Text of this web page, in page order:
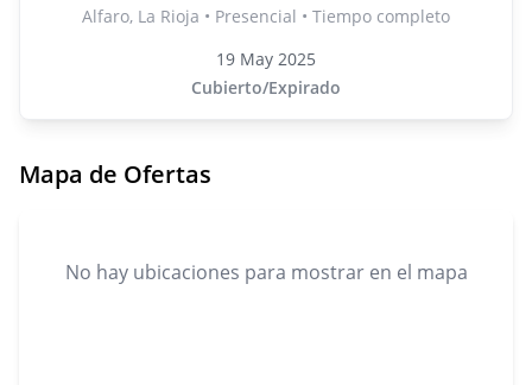
Alfaro, La Rioja • Presencial • Tiempo completo
19 May 2025
Cubierto/Expirado
Mapa de Ofertas
No hay ubicaciones para mostrar en el mapa